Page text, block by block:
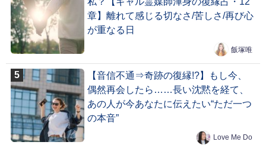
章】離れて感じる切なさ/苦しさ/再び心
が重なる日
飯塚唯
【音信不通⇒奇跡の復縁!?】もし今、
偶然再会したら……長い沈黙を経て、
あの人が今あなたに伝えたい“ただ一つ
の本音”
Love Me Do